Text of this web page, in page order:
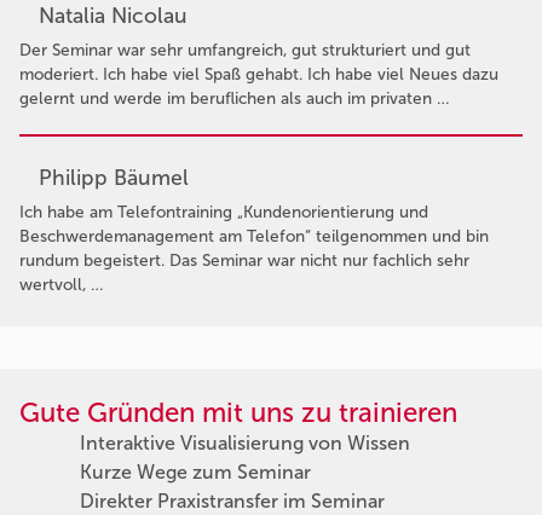
Natalia Nicolau
Der Seminar war sehr umfangreich, gut strukturiert und gut
moderiert. Ich habe viel Spaß gehabt. Ich habe viel Neues dazu
gelernt und werde im beruflichen als auch im privaten …
Philipp Bäumel
Ich habe am Telefontraining „Kundenorientierung und
Beschwerdemanagement am Telefon“ teilgenommen und bin
rundum begeistert. Das Seminar war nicht nur fachlich sehr
wertvoll, …
Gute Gründen mit uns zu trainieren
Interaktive Visualisierung von Wissen
Kurze Wege zum Seminar
Direkter Praxistransfer im Seminar